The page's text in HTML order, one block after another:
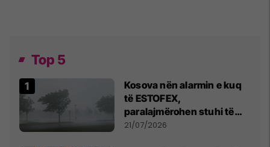
Top 5
Kosova nën alarmin e kuq
të ESTOFEX,
paralajmërohen stuhi të
fuqishme me breshër dhe
21/07/2026